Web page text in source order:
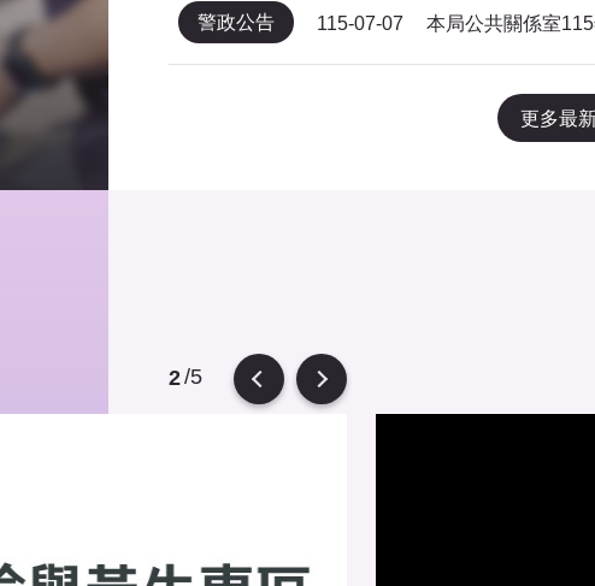
警政公告 115-07-07
更多最
2/5